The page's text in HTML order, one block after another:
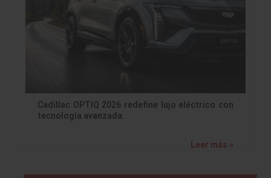
Cadillac OPTIQ 2026 redefine lujo eléctrico con
tecnología avanzada.
Leer más »